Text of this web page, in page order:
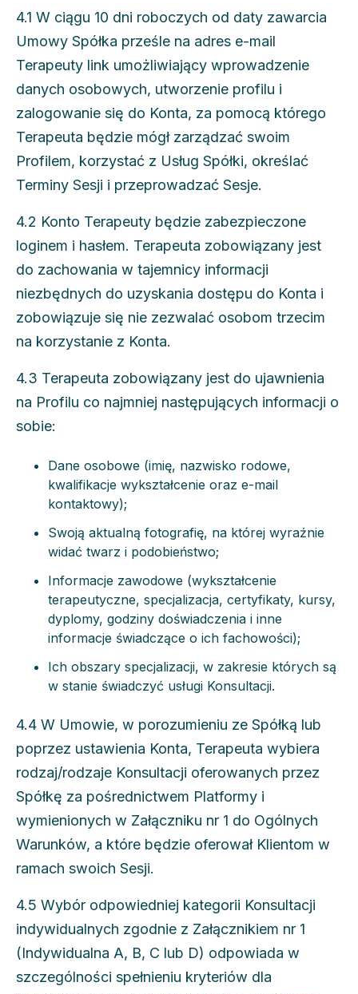
4.1 W ciągu 10 dni roboczych od daty zawarcia
Umowy Spółka prześle na adres e-mail
Terapeuty link umożliwiający wprowadzenie
danych osobowych, utworzenie profilu i
zalogowanie się do Konta, za pomocą którego
Terapeuta będzie mógł zarządzać swoim
Profilem, korzystać z Usług Spółki, określać
Terminy Sesji i przeprowadzać Sesje.
4.2 Konto Terapeuty będzie zabezpieczone
loginem i hasłem. Terapeuta zobowiązany jest
do zachowania w tajemnicy informacji
niezbędnych do uzyskania dostępu do Konta i
zobowiązuje się nie zezwalać osobom trzecim
na korzystanie z Konta.
4.3 Terapeuta zobowiązany jest do ujawnienia
na Profilu co najmniej następujących informacji o
sobie:
Dane osobowe (imię, nazwisko rodowe,
kwalifikacje wykształcenie oraz e-mail
kontaktowy);
Swoją aktualną fotografię, na której wyraźnie
widać twarz i podobieństwo;
Informacje zawodowe (wykształcenie
terapeutyczne, specjalizacja, certyfikaty, kursy,
dyplomy, godziny doświadczenia i inne
informacje świadczące o ich fachowości);
Ich obszary specjalizacji, w zakresie których są
w stanie świadczyć usługi Konsultacji.
4.4 W Umowie, w porozumieniu ze Spółką lub
poprzez ustawienia Konta, Terapeuta wybiera
rodzaj/rodzaje Konsultacji oferowanych przez
Spółkę za pośrednictwem Platformy i
wymienionych w Załączniku nr 1 do Ogólnych
Warunków, a które będzie oferował Klientom w
ramach swoich Sesji.
4.5 Wybór odpowiedniej kategorii Konsultacji
indywidualnych zgodnie z Załącznikiem nr 1
(Indywidualna A, B, C lub D) odpowiada w
szczególności spełnieniu kryteriów dla